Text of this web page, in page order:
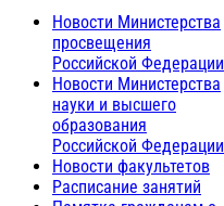
Новости Министерства
просвещения
Российской Федерации
Новости Министерства
науки и высшего
образования
Российской Федерации
Новости факультетов
Расписание занятий